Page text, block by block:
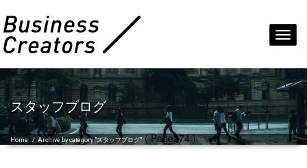
スタッフブログ
Home /Archive by category "スタッフブログ"( Page274 )